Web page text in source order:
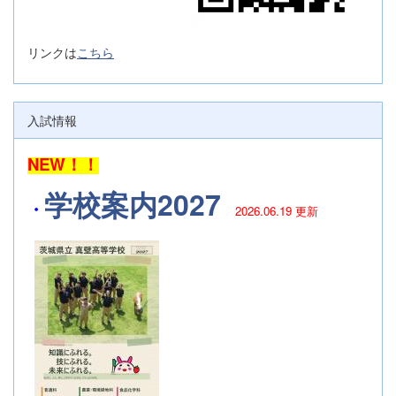
リンクはこちら
入試情報
NEW！！
・ 学校案内2027 2026.06.19 更新